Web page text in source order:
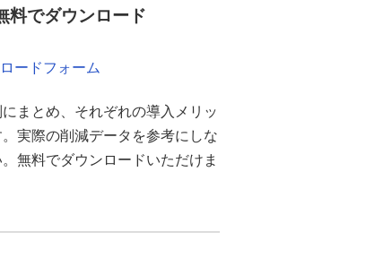
料でダウンロード
ードフォーム
まとめ、それぞれの導入メリッ
実際の削減データを参考にしな
無料でダウンロードいただけま